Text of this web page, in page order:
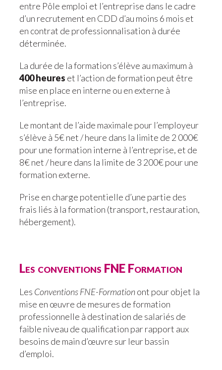
entre Pôle emploi et l’entreprise dans le cadre
d’un recrutement en CDD d’au moins 6 mois et
en contrat de professionnalisation à durée
déterminée.
La durée de la formation s’élève au maximum à
400 heures et l’action de formation peut être
mise en place en interne ou en externe à
l’entreprise.
Le montant de l’aide maximale pour l’employeur
s’élève à 5€ net / heure dans la limite de 2 000€
pour une formation interne à l’entreprise, et de
8€ net / heure dans la limite de 3 200€ pour une
formation externe.
Prise en charge potentielle d’une partie des
frais liés à la formation (transport, restauration,
hébergement).
Les conventions FNE Formation
Les Conventions FNE-Formationont pour objet la
mise en œuvre de mesures de formation
professionnelle à destination de salariés de
faible niveau de qualification par rapport aux
besoins de main d’œuvre sur leur bassin
d’emploi.